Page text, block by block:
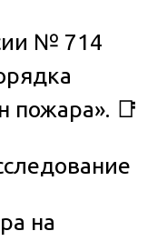
№ 714
пожара». 📑
на